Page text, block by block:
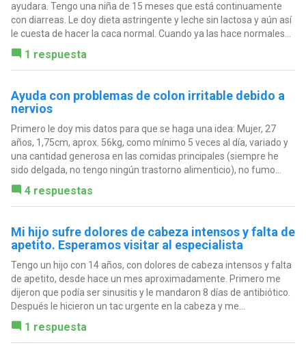
ayudara. Tengo una niña de 15 meses que está continuamente
con diarreas. Le doy dieta astringente y leche sin lactosa y aún así
le cuesta de hacer la caca normal. Cuando ya las hace normales...
1 respuesta
Ayuda con problemas de colon irritable debido a
nervios
Primero le doy mis datos para que se haga una idea: Mujer, 27
años, 1,75cm, aprox. 56kg, como mínimo 5 veces al día, variado y
una cantidad generosa en las comidas principales (siempre he
sido delgada, no tengo ningún trastorno alimenticio), no fumo...
4 respuestas
Mi hijo sufre dolores de cabeza intensos y falta de
apetito. Esperamos visitar al especialista
Tengo un hijo con 14 años, con dolores de cabeza intensos y falta
de apetito, desde hace un mes aproximadamente. Primero me
dijeron que podía ser sinusitis y le mandaron 8 días de antibiótico.
Después le hicieron un tac urgente en la cabeza y me...
1 respuesta